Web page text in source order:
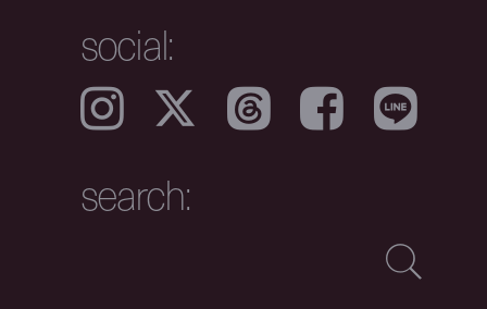
social:
Instagram 𝕏 Threads Facebook LINE
search: